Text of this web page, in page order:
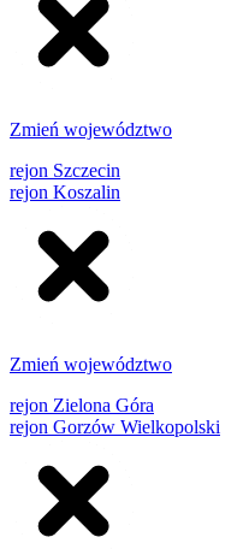
Zmień województwo
rejon Szczecin
rejon Koszalin
Zmień województwo
rejon Zielona Góra
rejon Gorzów Wielkopolski